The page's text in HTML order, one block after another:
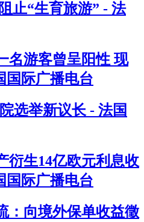
止“生育旅游” - 法
名游客曾呈阳性 现
国际广播电台
选举新议长 - 法国
衍生14亿欧元利息收
国际广播电台
：向境外保单收益徵